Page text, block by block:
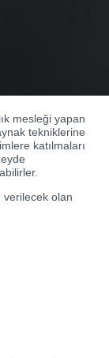
mesleği yapan
tekniklerine
katılmaları
verilecek olan